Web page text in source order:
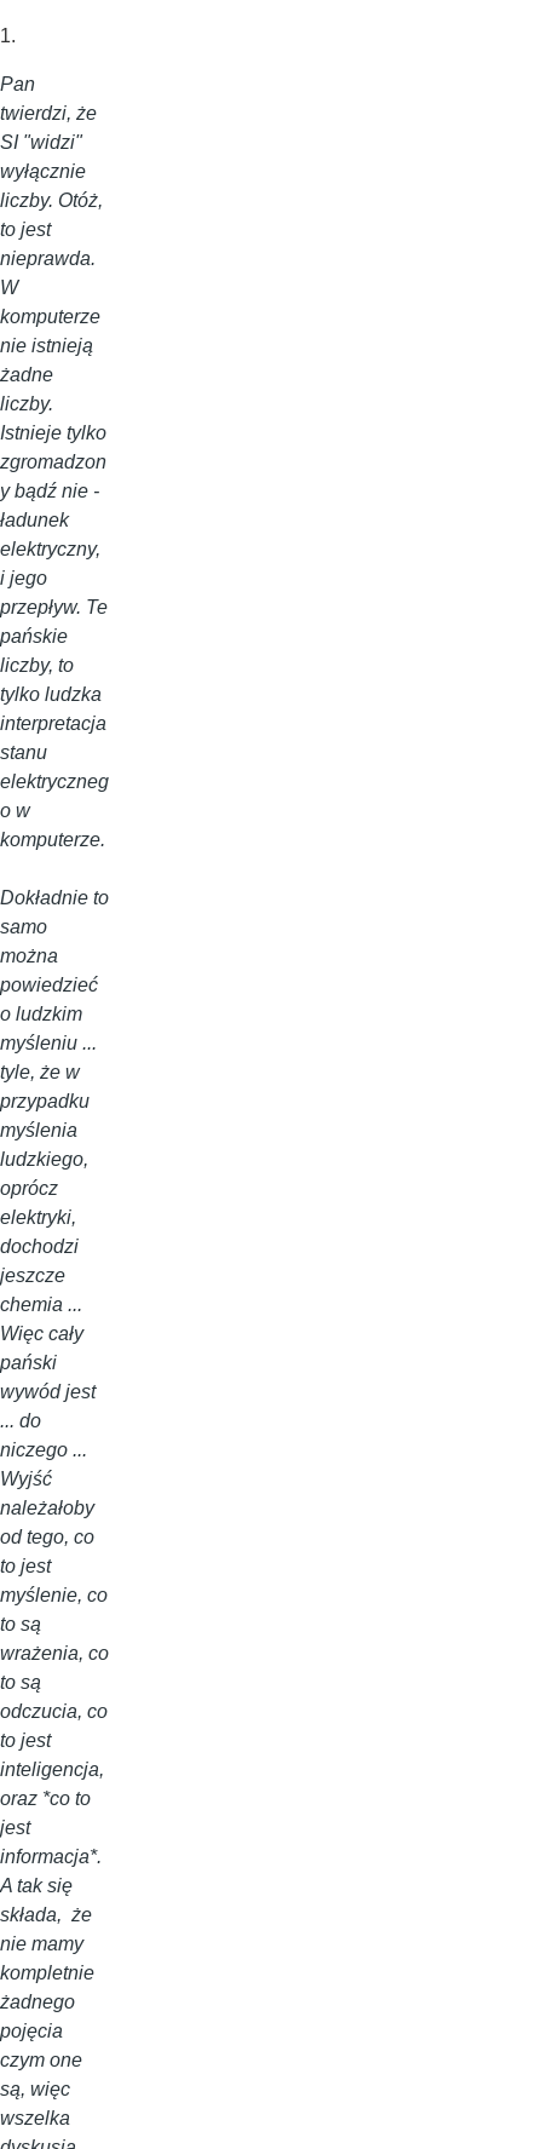
1.
Pan
twierdzi, że
SI "widzi"
wyłącznie
liczby. Otóż,
to jest
nieprawda.
W
komputerze
nie istnieją
żadne
liczby.
Istnieje tylko
zgromadzon
y bądź nie -
ładunek
elektryczny,
i jego
przepływ. Te
pańskie
liczby, to
tylko ludzka
interpretacja
stanu
elektryczneg
o w
komputerze.
Dokładnie to
samo
można
powiedzieć
o ludzkim
myśleniu ...
tyle, że w
przypadku
myślenia
ludzkiego,
oprócz
elektryki,
dochodzi
jeszcze
chemia ...
Więc cały
pański
wywód jest
... do
niczego ...
Wyjść
należałoby
od tego, co
to jest
myślenie, co
to są
wrażenia, co
to są
odczucia, co
to jest
inteligencja,
oraz *co to
jest
informacja*.
A tak się
składa, że
nie mamy
kompletnie
żadnego
pojęcia
czym one
są, więc
wszelka